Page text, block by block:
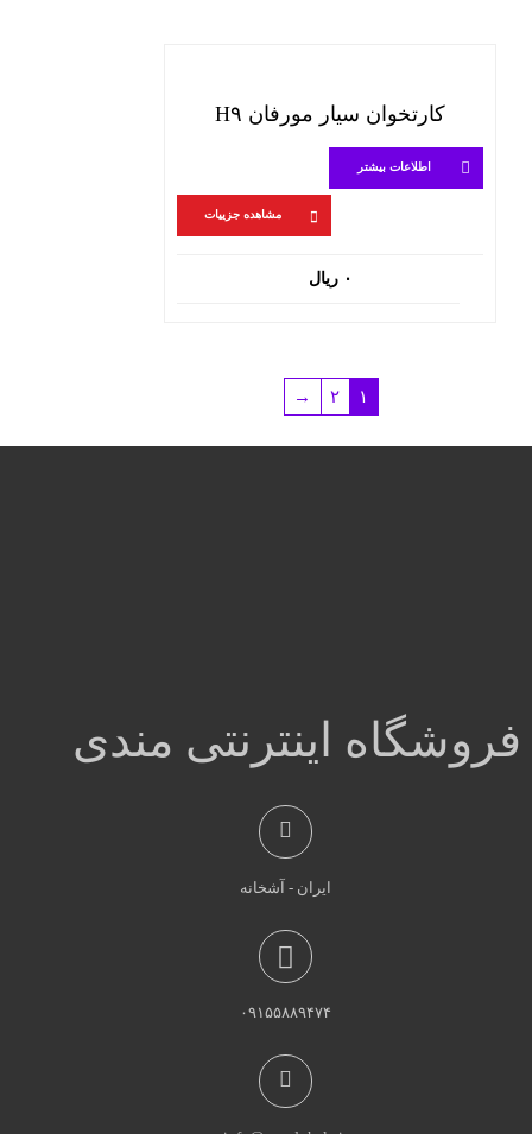
کارتخوان سیار مورفان H۹
اطلاعات بیشتر
مشاهده جزییات
۰ ریال
۱ ۲ ←
فروشگاه اینترنتی مندی
ایران - آشخانه
۰۹۱۵۵۸۸۹۴۷۴